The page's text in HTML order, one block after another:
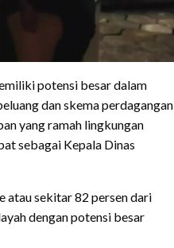
potensi besar dalam
dan skema perdagangan
yang ramah lingkungan
sebagai Kepala Dinas
atau sekitar 82 persen dari
dengan potensi besar